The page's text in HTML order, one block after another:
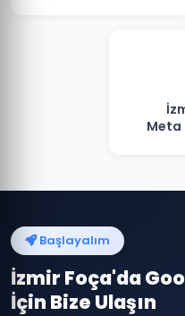
Meta
Başlayalım
İzmir Foça'da
İçin Bize Ulaşın